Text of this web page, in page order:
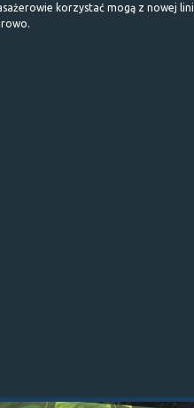
korzystać mogą z nowej